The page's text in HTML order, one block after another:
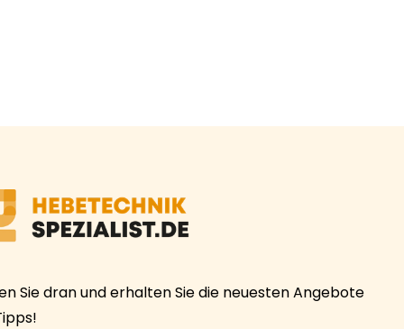
Sie dran und erhalten Sie die neuesten Angebote